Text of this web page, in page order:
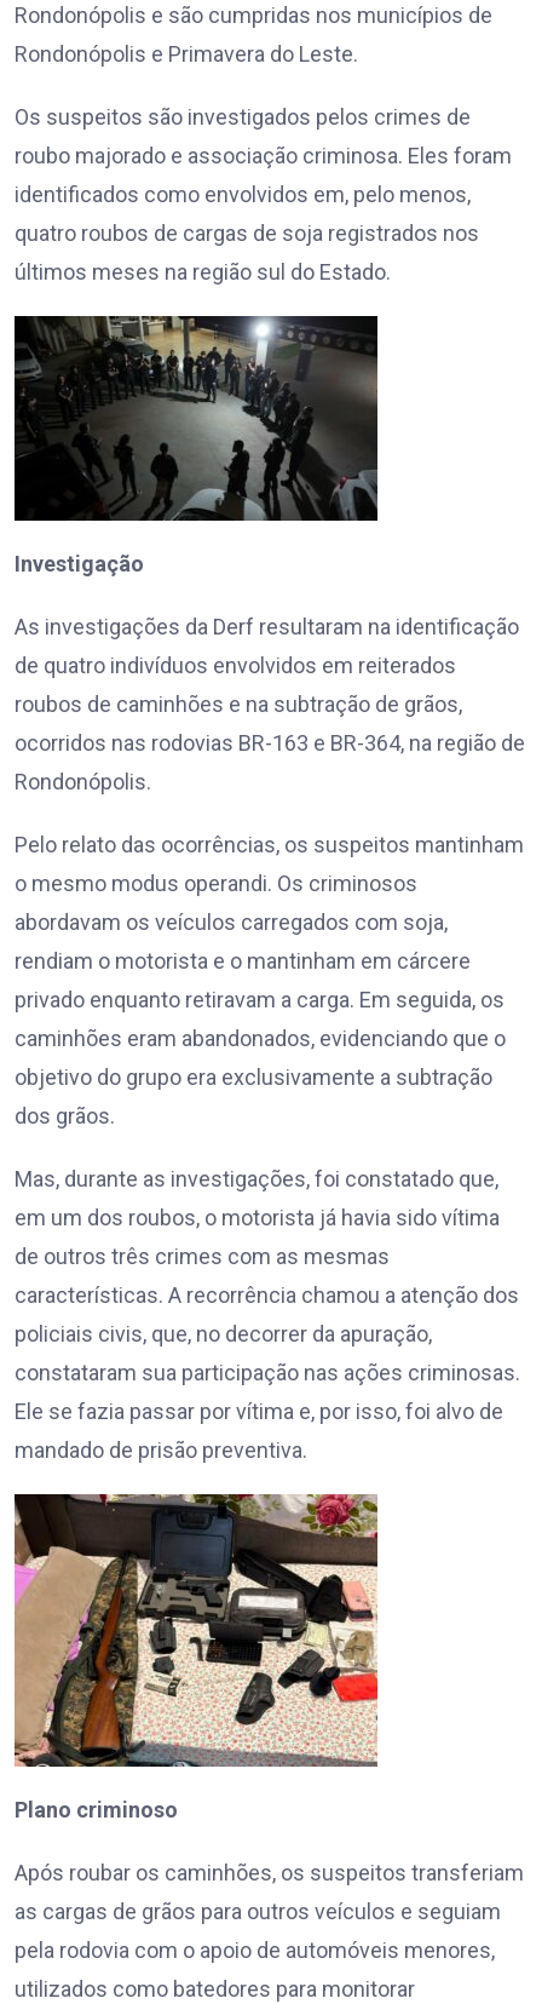
Rondonópolis e são cumpridas nos municípios de
Rondonópolis e Primavera do Leste.
Os suspeitos são investigados pelos crimes de
roubo majorado e associação criminosa. Eles foram
identificados como envolvidos em, pelo menos,
quatro roubos de cargas de soja registrados nos
últimos meses na região sul do Estado.
Investigação
As investigações da Derf resultaram na identificação
de quatro indivíduos envolvidos em reiterados
roubos de caminhões e na subtração de grãos,
ocorridos nas rodovias BR-163 e BR-364, na região de
Rondonópolis.
Pelo relato das ocorrências, os suspeitos mantinham
o mesmo modus operandi. Os criminosos
abordavam os veículos carregados com soja,
rendiam o motorista e o mantinham em cárcere
privado enquanto retiravam a carga. Em seguida, os
caminhões eram abandonados, evidenciando que o
objetivo do grupo era exclusivamente a subtração
dos grãos.
Mas, durante as investigações, foi constatado que,
em um dos roubos, o motorista já havia sido vítima
de outros três crimes com as mesmas
características. A recorrência chamou a atenção dos
policiais civis, que, no decorrer da apuração,
constataram sua participação nas ações criminosas.
Ele se fazia passar por vítima e, por isso, foi alvo de
mandado de prisão preventiva.
Plano criminoso
Após roubar os caminhões, os suspeitos transferiam
as cargas de grãos para outros veículos e seguiam
pela rodovia com o apoio de automóveis menores,
utilizados como batedores para monitorar